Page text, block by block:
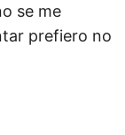
se me
prefiero no